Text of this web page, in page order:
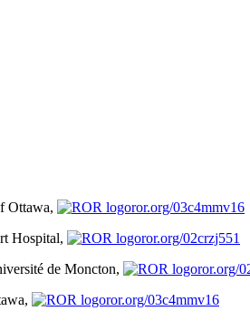
Ottawa,
ror.org/03c4mmv16
Hospital,
ror.org/02crzj551
de Moncton,
ror.org/
ror.org/03c4mmv16